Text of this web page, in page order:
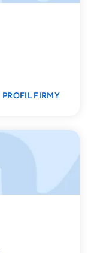
PROFIL FIRMY